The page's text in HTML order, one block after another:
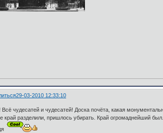
29-03-2010 12:33:10
чудесатей и чудесатей! Доска почёта, какая
край разделили, пришлось убирать. Край огромаднейший